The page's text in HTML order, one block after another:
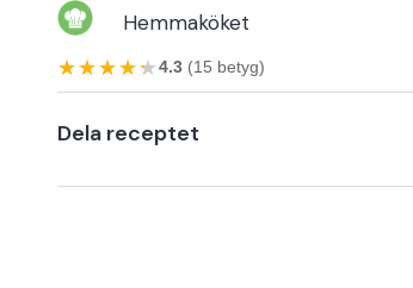
Hemmaköket
★★★★★
★★★★★4.3 (15 betyg)
Dela receptet